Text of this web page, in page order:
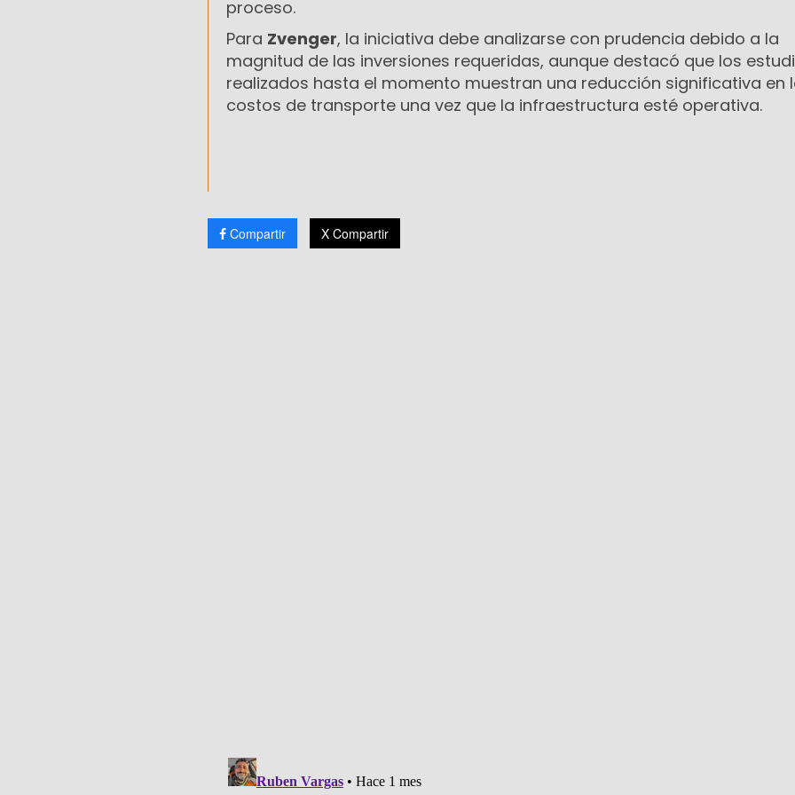
proceso.
Para Zvenger, la iniciativa debe analizarse con prudencia debido a la
magnitud de las inversiones requeridas, aunque destacó que los
realizados hasta el momento muestran una reducción significativa en
costos de transporte una vez que la infraestructura esté operativa.
Compartir X Compartir